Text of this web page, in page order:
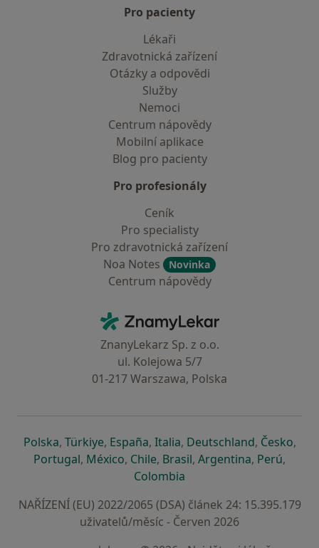
Pro pacienty
Lékaři
Zdravotnická zařízení
Otázky a odpovědi
Služby
Nemoci
Centrum nápovědy
Mobilní aplikace
Blog pro pacienty
Pro profesionály
Ceník
Pro specialisty
Pro zdravotnická zařízení
Noa Notes
Novinka
Centrum nápovědy
ZnamyLekar - Hlavní stránka
ZnanyLekarz Sp. z o.o.
ul. Kolejowa 5/7
01-217 Warszawa, Polska
Polskase otevře v nové záložce
, Türkiyese otevře v nové záložce
, Españase otevře v nové záložce
, Italiase otevře v nové záložce
, Deutschlandse otevře v
, Českose
,
Portugalse otevře v nové záložce
, Méxicose otevře v nové záložce
, Chilese otevře v nové záložce
, Brasilse otevře v nové
, Argentinase otevře v
, Perúse
,
Colombia
NAŘÍZENÍ (EU) 2022/2065 (DSA) článek 24: 15.395.179
uživatelů/měsíc - Červen 2026